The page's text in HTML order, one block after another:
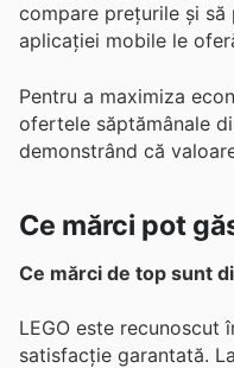
compare prețurile și
aplicației mobile le
Pentru a maximiza
ofertele săptămânale
demonstrând că
Ce mărci pot
Ce mărci de top sunt
LEGO este
satisfacție garantată.